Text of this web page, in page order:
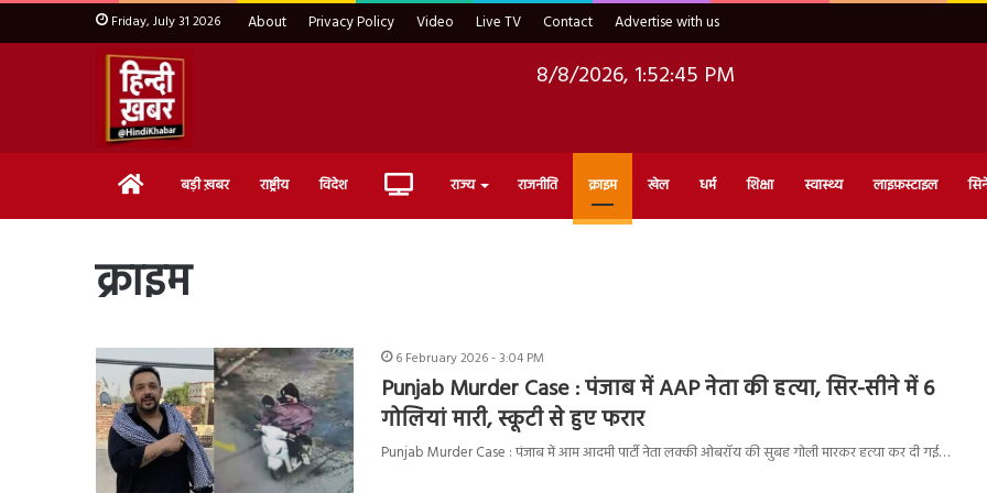
Friday, July 31 2026 About Privacy Policy Video Live TV Contact Advertise with us
8/8/2026, 1:52:46 PM
Home बड़ी ख़बर राष्ट्रीय विदेश Live राज्य राजनीति क्राइम खेल धर्म शिक्षा स्वास्थ्य लाइफ़स्टाइल
क्राइम
6 February 2026 - 3:04 PM
Punjab Murder Case : पंजाब में AAP नेता की हत्या, सिर-सीने में 6
गोलियां मारी, स्कूटी से हुए फरार
Punjab Murder Case : पंजाब में आम आदमी पार्टी नेता लक्की ओबरॉय की सुबह गोली मारकर हत्या कर दी गई…